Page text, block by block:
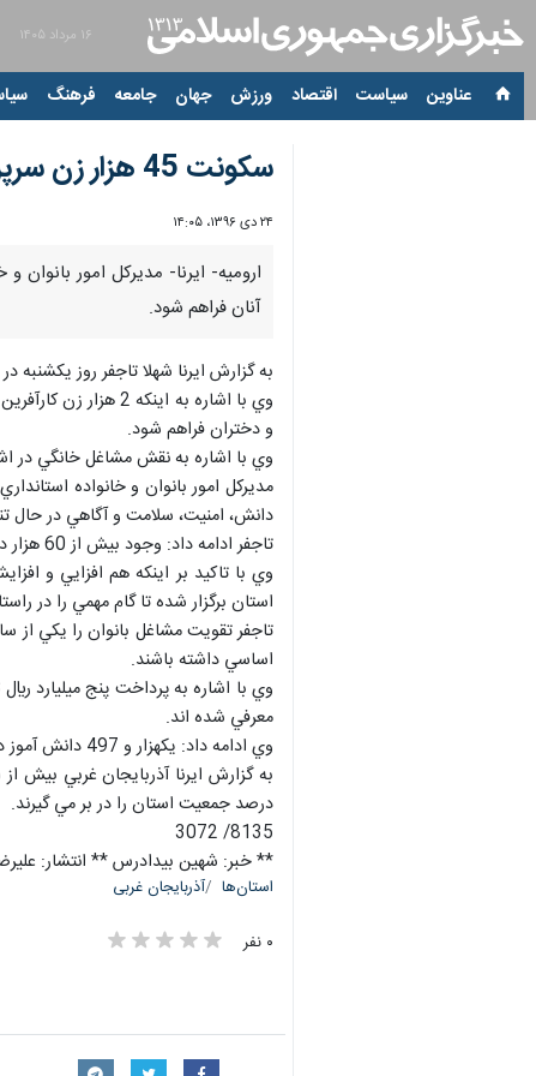
۱۶ مرداد ۱۴۰۵
عناوین‌ سیاست اقتصاد ورزش جهان جامعه فرهنگ
سكونت 45 هزار زن سرپرست خانوار در آذربايجان غربي
۲۴ دی ۱۳۹۶، ۱۴:۰۵
آنان فراهم شود.
به گزارش ايرنا شهلا تاجفر روز
و دختران فراهم شود.
وي با اشاره به نقش مشاغل خانگي در
مديركل امور بانوان و خانواده
دانش، امنيت، سلامت و آگاهي در حال
تاجفر ادامه داد: وجود بيش از 60 هزار دانشجوي دختر، 465 مدير زن در ادارات دولتي و يكهزار و 692 نفر هيات مديره بانو در استان نيز نشان از جايگاه اين قشر در محافل مختلف اين استان دارد.
استان برگزار شده تا گام مهمي را در
تاجفر تقويت مشاغل بانوان را يكي از
اساسي داشته باشند.
معرفي شده اند.
وي ادامه داد: يكهزار و 497 دانش آموز دختر بازمانده از تحصيل در اين استان وجود دارد كه با تلاش مسئولان 335 نفر از آنان به چرخه كسب علم برگشتند.
درصد جمعيت استان را در بر مي گيرند.
8135/ 3072
** خبر: شهين بيدادرس ** انتشار:
استان‌ها آذربایجان غربی
۰ نفر